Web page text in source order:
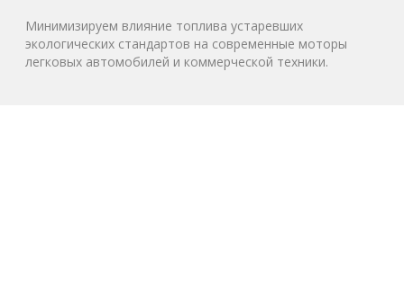
Минимизируем влияние топлива устаревших
экологических стандартов на современные моторы
легковых автомобилей и коммерческой техники.